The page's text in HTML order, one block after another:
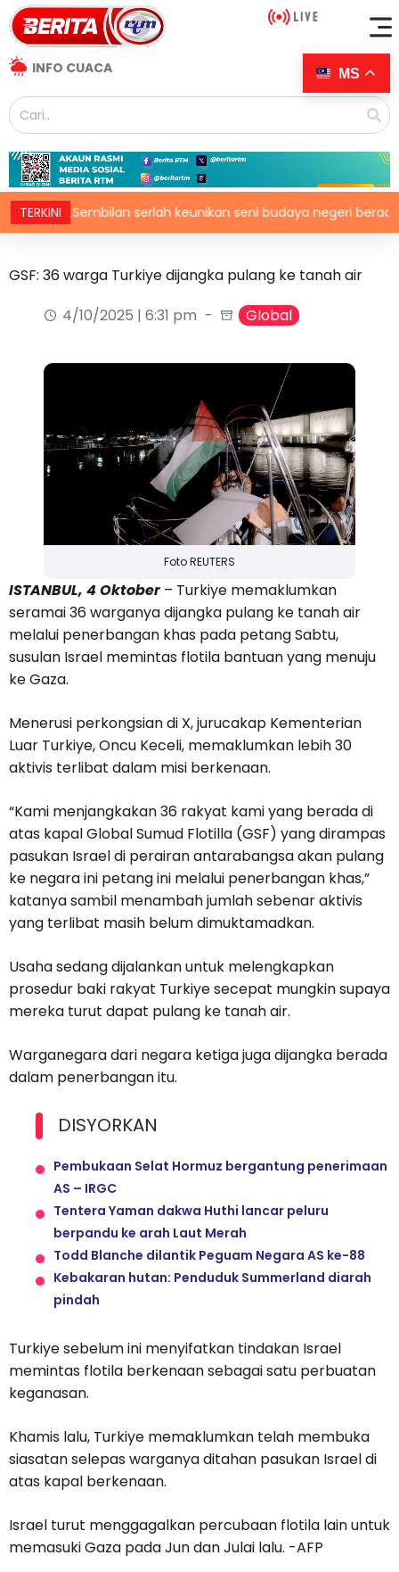
INFO CUACA
TERKINI
N.Sembilan serlah keunikan seni budaya negeri beradat
GSF: 36 warga Turkiye dijangka pulang ke tanah air
4/10/2025 | 6:31 pm
Global
Foto REUTERS
ISTANBUL, 4 Oktober– Turkiye memaklumkan
seramai 36 warganya dijangka pulang ke tanah air
melalui penerbangan khas pada petang Sabtu,
susulan Israel memintas flotila bantuan yang menuju
ke Gaza.
Menerusi perkongsian di X, jurucakap Kementerian
Luar Turkiye, Oncu Keceli, memaklumkan lebih 30
aktivis terlibat dalam misi berkenaan.
“Kami menjangkakan 36 rakyat kami yang berada di
atas kapal Global Sumud Flotilla (GSF) yang dirampas
pasukan Israel di perairan antarabangsa akan pulang
ke negara ini petang ini melalui penerbangan khas,”
katanya sambil menambah jumlah sebenar aktivis
yang terlibat masih belum dimuktamadkan.
Usaha sedang dijalankan untuk melengkapkan
prosedur baki rakyat Turkiye secepat mungkin supaya
mereka turut dapat pulang ke tanah air.
Warganegara dari negara ketiga juga dijangka berada
dalam penerbangan itu.
DISYORKAN
Pembukaan Selat Hormuz bergantung penerimaan
AS – IRGC
Tentera Yaman dakwa Huthi lancar peluru
berpandu ke arah Laut Merah
Todd Blanche dilantik Peguam Negara AS ke-88
Kebakaran hutan: Penduduk Summerland diarah
pindah
Turkiye sebelum ini menyifatkan tindakan Israel
memintas flotila berkenaan sebagai satu perbuatan
keganasan.
Khamis lalu, Turkiye memaklumkan telah membuka
siasatan selepas warganya ditahan pasukan Israel di
atas kapal berkenaan.
Israel turut menggagalkan percubaan flotila lain untuk
memasuki Gaza pada Jun dan Julai lalu. -AFP
MS